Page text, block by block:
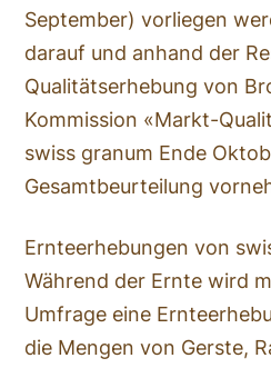
September) vorliegen
darauf und anhand der
Qualitätserhebung von
Kommission «Markt-
swiss granum Ende
Gesamtbeurteilung
Ernteerhebungen von
Während der Ernte wird
Umfrage eine
die Mengen von Gerste,